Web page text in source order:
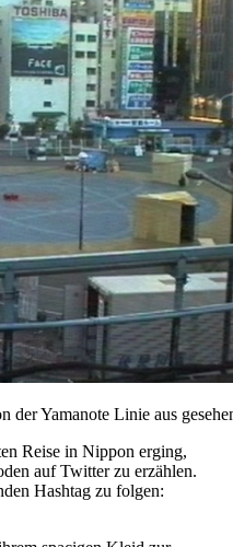
der Yamanote Linie aus
Reise in Nippon erging,
auf Twitter zu erzählen.
Hashtag zu folgen: